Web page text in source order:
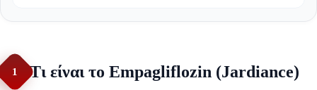
1 Τι είναι το Empagliflozin (Jardiance)